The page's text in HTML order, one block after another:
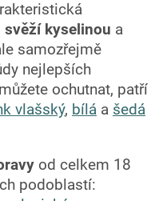
svěží kyselinou a
samozřejmě
nejlepších
ochutnat, patří
vlašský, bílá a šedá
od celkem 18
podoblastí: